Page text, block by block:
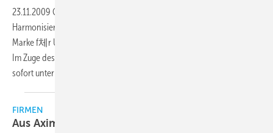
23.11.2009 GDF Suez schafft im Rahmen einer Marken-
Harmonisierung mit dem Namen Cofely europaweit eine einheitliche
Marke f체r Unternehmen aus seiner Konzernsparte Energy Services.
Im Zuge dessen firmiert die GDF Suez-Tochter Axima Deutschland ab
sofort unter dem Namen Cofely Deutschland
FIRMEN
Aus Axima Deutschland wird